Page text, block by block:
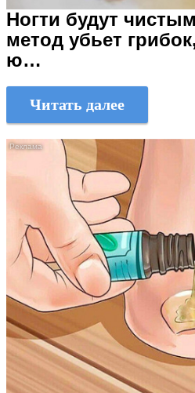
Ногти будут
метод убьет
ю…
Читать далее